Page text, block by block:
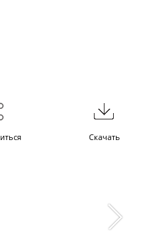
Скачать